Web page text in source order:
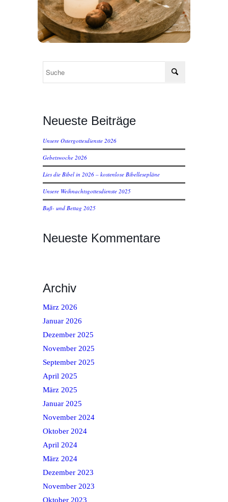
Neueste Beiträge
Unsere Ostergottesdienste 2026
Gebetswoche 2026
Lies die Bibel in 2026 – kostenlose Bibellesepläne
Unsere Weihnachtsgottesdienste 2025
Buß- und Bettag 2025
Neueste Kommentare
Archiv
März 2026
Januar 2026
Dezember 2025
November 2025
September 2025
April 2025
März 2025
Januar 2025
November 2024
Oktober 2024
April 2024
März 2024
Dezember 2023
November 2023
Oktober 2023